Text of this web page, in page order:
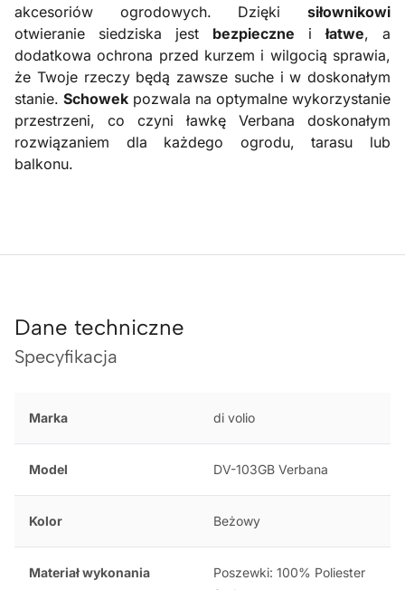
akcesoriów ogrodowych. Dzięki siłownikowi
otwieranie siedziska jest bezpieczne iłatwe, a
dodatkowa ochrona przed kurzem i wilgocią sprawia,
że Twoje rzeczy będą zawsze suche i w doskonałym
stanie. Schowek pozwala na optymalne wykorzystanie
przestrzeni, co czyni ławkę Verbana doskonałym
rozwiązaniem dla każdego ogrodu, tarasu lub
balkonu.
Dane techniczne
Specyfikacja
Marka di volio
Model DV-103GB Verbana
Kolor Beżowy
Materiał wykonania
Poszewki: 100% Poliester